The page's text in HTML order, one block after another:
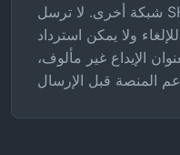
شبكة أخرى. لا ترسل SHIB أبدًا إلى عنوان على سلسلة
ولا يمكن استرداد
الإيداع غير مألوف،